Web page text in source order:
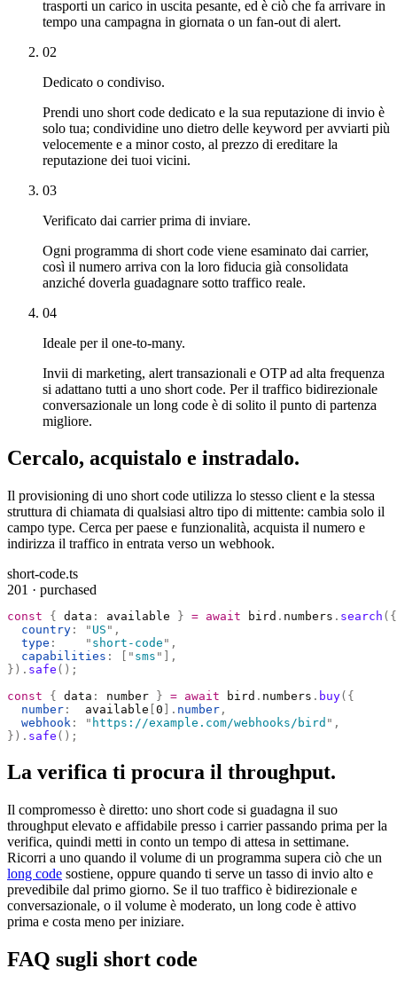
trasporti un carico in uscita pesante, ed è ciò che fa arrivare in
tempo una campagna in giornata o un fan-out di alert.
02
Dedicato o condiviso.
Prendi uno short code dedicato e la sua reputazione di invio è
solo tua; condividine uno dietro delle keyword per avviarti più
velocemente e a minor costo, al prezzo di ereditare la
reputazione dei tuoi vicini.
03
Verificato dai carrier prima di inviare.
Ogni programma di short code viene esaminato dai carrier,
così il numero arriva con la loro fiducia già consolidata
anziché doverla guadagnare sotto traffico reale.
04
Ideale per il one-to-many.
Invii di marketing, alert transazionali e OTP ad alta frequenza
si adattano tutti a uno short code. Per il traffico bidirezionale
conversazionale un long code è di solito il punto di partenza
migliore.
Cercalo, acquistalo e instradalo.
Il provisioning di uno short code utilizza lo stesso client e la stessa
struttura di chiamata di qualsiasi altro tipo di mittente: cambia solo il
campo type. Cerca per paese e funzionalità, acquista il numero e
indirizza il traffico in entrata verso un webhook.
short-code.ts
201 · purchased
const { data : available } = await bird . numbers . search ({
  country
: " US " ,
  type
:
    "
short-code " ,
  capabilities
: " sms "
],
}). safe ();
const { data : number } = await bird . numbers . buy({
  number
:
  available
0 ]. number ,
  webhook
: " https://example.com/webhooks/bird " ,
}). safe ();
La verifica ti procura il throughput.
Il compromesso è diretto: uno short code si guadagna il suo
throughput elevato e affidabile presso i carrier passando prima per la
verifica, quindi metti in conto un tempo di attesa in settimane.
Ricorri a uno quando il volume di un programma supera ciò che un
long code sostiene, oppure quando ti serve un tasso di invio alto e
prevedibile dal primo giorno. Se il tuo traffico è bidirezionale e
conversazionale, o il volume è moderato, un long code è attivo
prima e costa meno per iniziare.
FAQ sugli short code